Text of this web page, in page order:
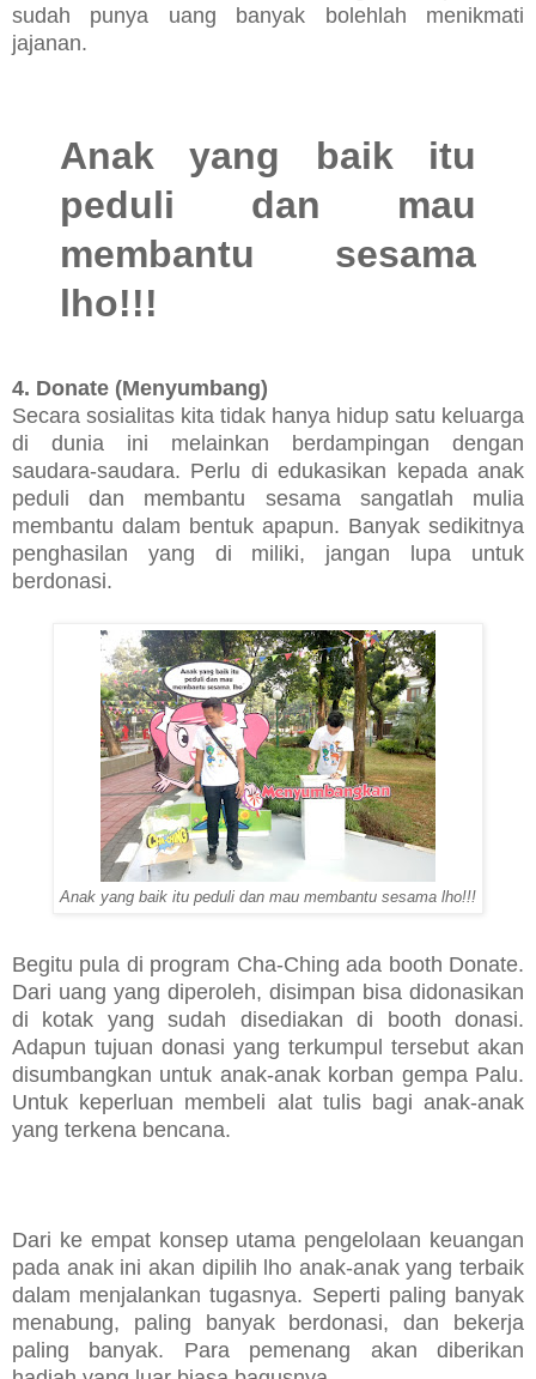
sudah punya uang banyak bolehlah menikmati
jajanan.
Anak yang baik itu
peduli dan mau
membantu sesama
lho!!!
4. Donate (Menyumbang)
Secara sosialitas kita tidak hanya hidup satu keluarga
di dunia ini melainkan berdampingan dengan
saudara-saudara. Perlu di edukasikan kepada anak
peduli dan membantu sesama sangatlah mulia
membantu dalam bentuk apapun. Banyak sedikitnya
penghasilan yang di miliki, jangan lupa untuk
berdonasi.
Anak yang baik itu peduli dan mau membantu sesama lho!!!
Begitu pula di program Cha-Ching ada booth Donate.
Dari uang yang diperoleh, disimpan bisa didonasikan
di kotak yang sudah disediakan di booth donasi.
Adapun tujuan donasi yang terkumpul tersebut akan
disumbangkan untuk anak-anak korban gempa Palu.
Untuk keperluan membeli alat tulis bagi anak-anak
yang terkena bencana.
Dari ke empat konsep utama pengelolaan keuangan
pada anak ini akan dipilih lho anak-anak yang terbaik
dalam menjalankan tugasnya. Seperti paling banyak
menabung, paling banyak berdonasi, dan bekerja
paling banyak. Para pemenang akan diberikan